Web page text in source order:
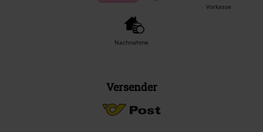
Vorkasse
Nachnahme
Versender